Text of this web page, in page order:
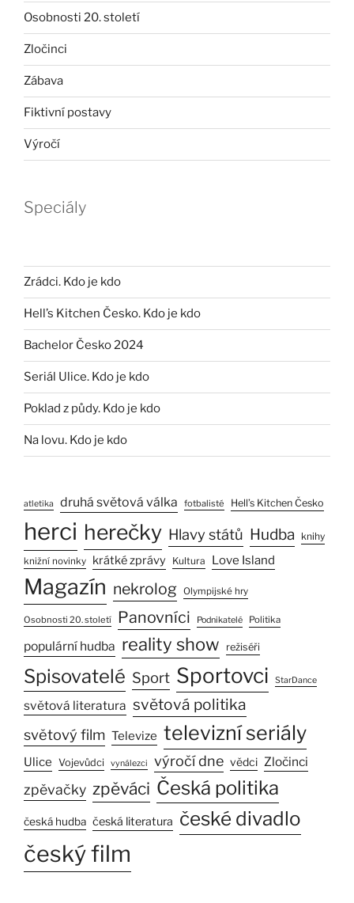
Osobnosti 20. století
Zločinci
Zábava
Fiktivní postavy
Výročí
Speciály
Zrádci. Kdo je kdo
Hell’s Kitchen Česko. Kdo je kdo
Bachelor Česko 2024
Seriál Ulice. Kdo je kdo
Poklad z půdy. Kdo je kdo
Na lovu. Kdo je kdo
atletika druhá světová válka fotbalisté Hell’s Kitchen Česko
herci herečky Hlavy států Hudba knihy
knižní novinky krátké zprávy Kultura Love Island
Magazín nekrolog Olympijské hry
Osobnosti 20. století Panovníci Podnikatelé Politika
populární hudba reality show režiséři
Spisovatelé Sport Sportovci StarDance
světová literatura světová politika
světový film Televize televizní seriály
Ulice Vojevůdci vynálezci výročí dne vědci Zločinci
zpěvačky zpěváci Česká politika
česká hudba česká literatura české divadlo
český film